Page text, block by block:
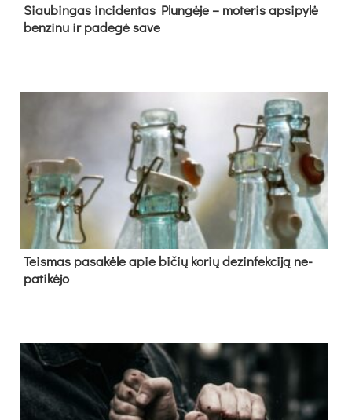
Siau­bin­gas in­ci­den­tas Plun­gė­je – mo­te­ris ap­si­py­lė
ben­zi­nu ir pa­de­gė sa­ve
Teis­mas pa­sa­kė­le apie bi­čių ko­rių de­zin­fek­ci­ją ne­
pa­ti­kė­jo